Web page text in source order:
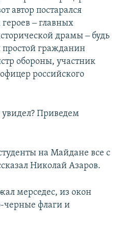
автор постарался
‒ главных
драмы ‒ будь
простой гражданин
обороны, участник
российского
Приведем
на Майдане все с
Николай Азаров.
мерседес, из окон
черные флаги и